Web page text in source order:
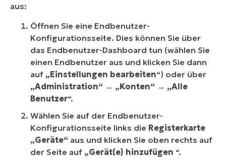
aus:
Öffnen Sie eine Endbenutzer-
Konfigurationsseite. Dies können Sie über
das Endbenutzer-Dashboard tun (wählen Sie
einen Endbenutzer aus und klicken Sie dann
auf „Einstellungen bearbeiten“) oder über
„Administration“ → „Konten“ → „Alle
Benutzer“.
Wählen Sie auf der Endbenutzer-
Konfigurationsseite links die Registerkarte
„Geräte“ aus und klicken Sie oben rechts auf
der Seite auf „Gerät(e) hinzufügen “.